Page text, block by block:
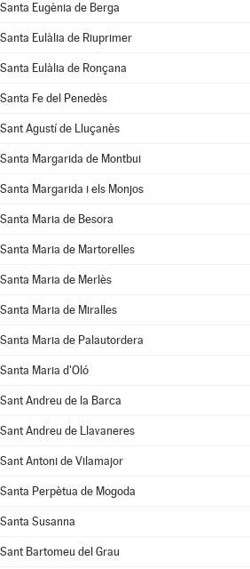
Santa Eugènia de Berga
Santa Eulàlia de Riuprimer
Santa Eulàlia de Ronçana
Santa Fe del Penedès
Sant Agustí de Lluçanès
Santa Margarida de Montbui
Santa Margarida i els Monjos
Santa Maria de Besora
Santa Maria de Martorelles
Santa Maria de Merlès
Santa Maria de Miralles
Santa Maria de Palautordera
Santa Maria d'Oló
Sant Andreu de la Barca
Sant Andreu de Llavaneres
Sant Antoni de Vilamajor
Santa Perpètua de Mogoda
Santa Susanna
Sant Bartomeu del Grau